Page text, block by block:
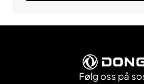
Følg oss på